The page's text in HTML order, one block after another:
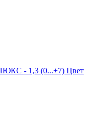
- 1,3 (0...+7) Цвет